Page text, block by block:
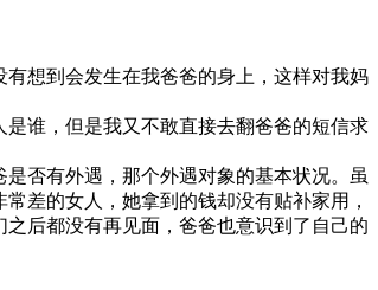
想到会发生在我爸爸的身上，这样对我妈
谁，但是我又不敢直接去翻爸爸的短信求
否有外遇，那个外遇对象的基本状况。虽
差的女人，她拿到的钱却没有贴补家用，
后都没有再见面，爸爸也意识到了自己的